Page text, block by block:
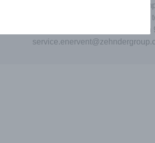
puheluiden hinta: 0,25 € (+pvm/
enervent@zehndergroup.com
hinta: 0,25 € (+pvm/mpm)